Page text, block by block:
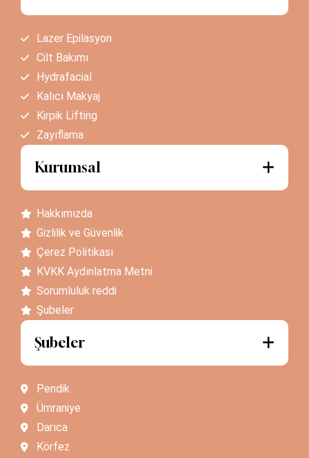
Lazer Epilasyon
Cilt Bakımı
Hydrafacial
Kalıcı Makyaj
Kirpik Lifting
Zayıflama
Kurumsal
Hakkımızda
Gizlilik ve Güvenlik
Çerez Politikası
KVKK Aydınlatma Metni
Sorumluluk reddi
Şubeler
Şubeler
Pendik
Ümraniye
Darıca
Körfez